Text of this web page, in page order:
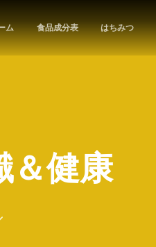
ム 食品成分表 はちみつ
＆健康